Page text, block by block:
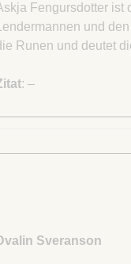
Fengursdotter ist
Lendermannen und
Runen und deutet
: –
Sveranson